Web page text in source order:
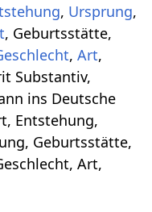
, Ursprung,
, Geburtsstätte,
,Art,
Substantiv,
ins Deutsche
Entstehung,
Geburtsstätte,
Art,